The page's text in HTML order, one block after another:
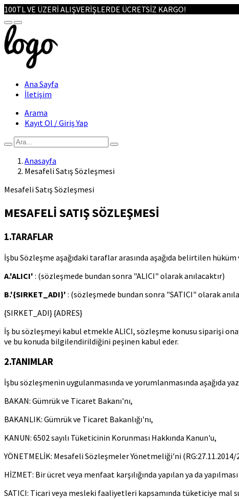
100TL VE ÜZERİ ALIŞVERİŞLERDE ÜCRETSİZ KARGO!
Ana Sayfa
İletişim
Arama
Kayıt Ol / Giriş Yap
Anasayfa
Mesafeli Satış Sözleşmesi
Mesafeli Satış Sözleşmesi
MESAFELİ SATIŞ SÖZLEŞMESİ
1.TARAFLAR
İşbu Sözleşme aşağıdaki taraflar arasında aşağıda belirtilen
A.'ALICI' : (sözleşmede bundan sonra "ALICI" olarak anılacaktır)
B.'{SIRKET_ADI}' : (sözleşmede bundan sonra "SATICI" olarak
{SIRKET_ADI} {ADRES}
İş bu sözleşmeyi kabul etmekle ALICI, sözleşme konusu siparişi
ve bu konuda bilgilendirildiğini peşinen kabul eder.
2.TANIMLAR
İşbu sözleşmenin uygulanmasında ve yorumlanmasında aşağıda
BAKAN: Gümrük ve Ticaret Bakanı'nı,
BAKANLIK: Gümrük ve Ticaret Bakanlığı'nı,
KANUN: 6502 sayılı Tüketicinin Korunması Hakkında Kanun'u,
YÖNETMELİK: Mesafeli Sözleşmeler Yönetmeliği'ni (RG:27.11.2014/
HİZMET: Bir ücret veya menfaat karşılığında yapılan ya da
SATICI: Ticari veya mesleki faaliyetleri kapsamında tüketiciye mal